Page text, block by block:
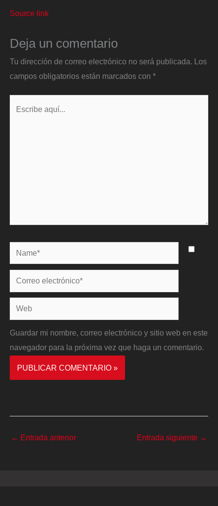
Source link
Deja un comentario
Tu dirección de correo electrónico no será publicada. Los
campos obligatorios están marcados con *
Name*
Correo
electrónico*
Web
Guardar mi nombre, correo electrónico y sitio web en este
navegador para la próxima vez que haga un comentario.
← Entrada anterior Entrada siguiente →